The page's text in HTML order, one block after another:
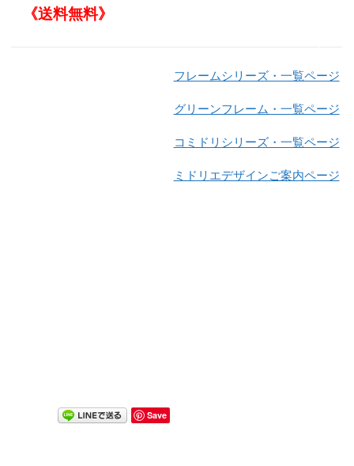
《送料無料》
フレームシリーズ・一覧ページ
グリーンフレーム・一覧ページ
コミドリシリーズ・一覧ページ
ミドリエデザインご案内ページ
Save